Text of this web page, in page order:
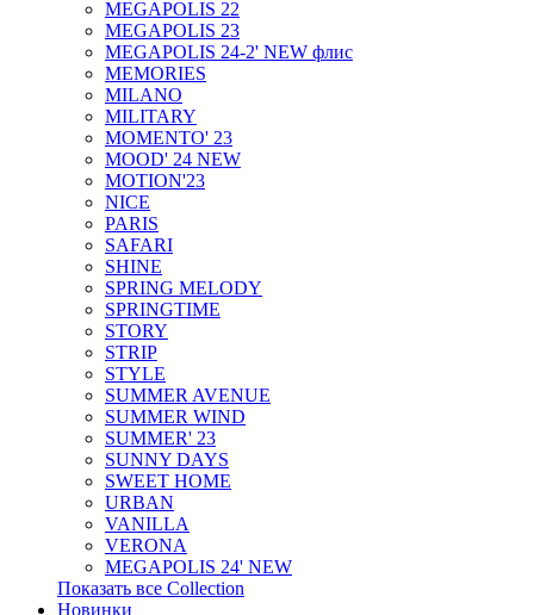
MEGAPOLIS 22
MEGAPOLIS 23
MEGAPOLIS 24-2' NEW флис
MEMORIES
MILANO
MILITARY
MOMENTO' 23
MOOD' 24 NEW
MOTION'23
NICE
PARIS
SAFARI
SHINE
SPRING MELODY
SPRINGTIME
STORY
STRIP
STYLE
SUMMER AVENUE
SUMMER WIND
SUMMER' 23
SUNNY DAYS
SWEET HOME
URBAN
VANILLA
VERONA
MEGAPOLIS 24' NEW
Показать все Collection
Новинки